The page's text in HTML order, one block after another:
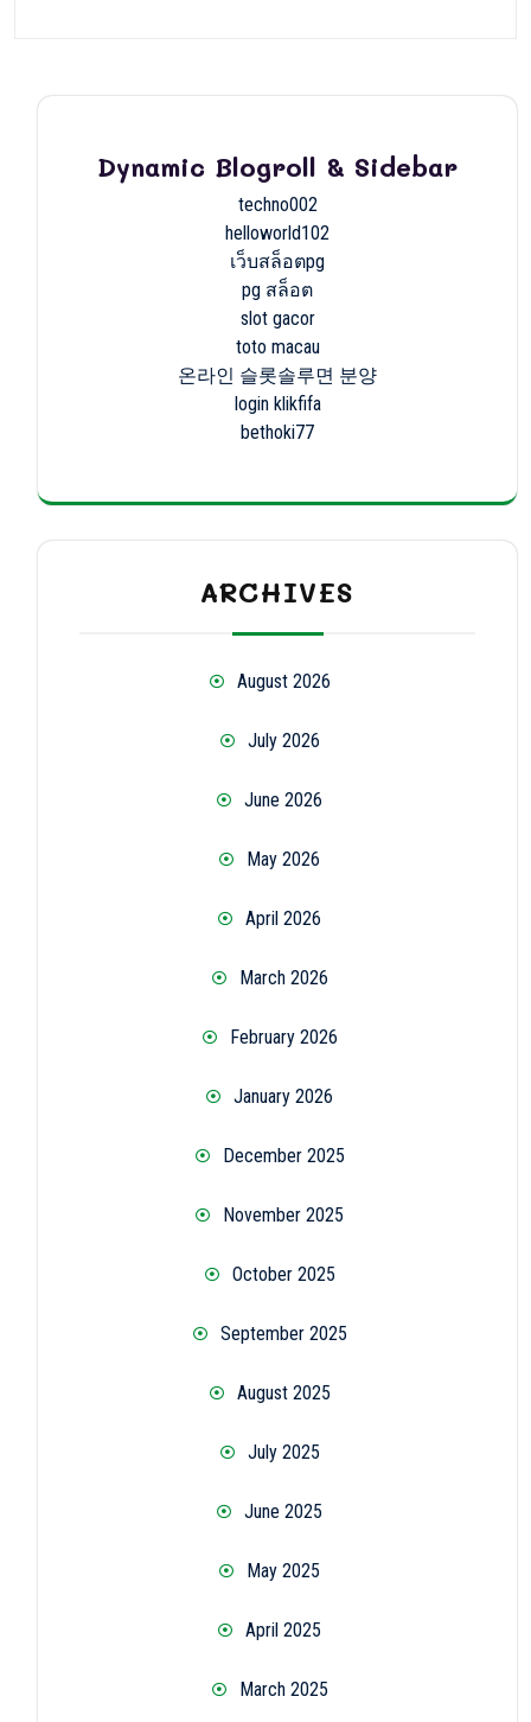
Dynamic Blogroll & Sidebar
techno002
helloworld102
เว็บสล็อตpg
pg สล็อต
slot gacor
toto macau
온라인 슬롯솔루면 분양
login klikfifa
bethoki77
ARCHIVES
August 2026
July 2026
June 2026
May 2026
April 2026
March 2026
February 2026
January 2026
December 2025
November 2025
October 2025
September 2025
August 2025
July 2025
June 2025
May 2025
April 2025
March 2025